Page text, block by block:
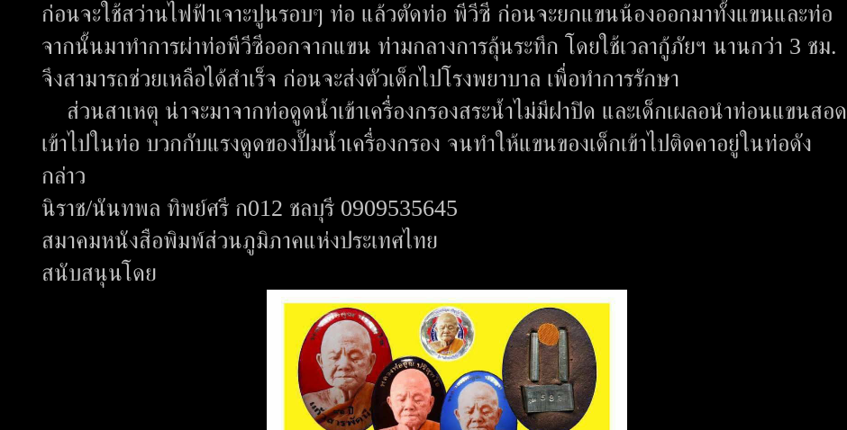
ก่อนจะใช้สว่านไฟฟ้าเจาะปูนรอบๆ ท่อ แล้วตัดท่อ พีวีซี ก่อนจะยกแขนน้องออกมาทั้งแขนและท่อ
จากนั้นมาทำการผ่าท่อพีวีซีออกจากแขน ท่ามกลางการลุ้นระทึก โดยใช้เวลากู้ภัยฯ นานกว่า 3 ชม.
จึงสามารถช่วยเหลือได้สำเร็จ ก่อนจะส่งตัวเด็กไปโรงพยาบาล เพื่อทำการรักษา
ส่วนสาเหตุ น่าจะมาจากท่อดูดน้ำเข้าเครื่องกรองสระน้ำไม่มีฝาปิด และเด็กเผลอนำท่อนแขนสอด
เข้าไปในท่อ บวกกับแรงดูดของปั๊มน้ำเครื่องกรอง จนทำให้แขนของเด็กเข้าไปติดคาอยู่ในท่อดัง
กล่าว
นิราช/นันทพล ทิพย์ศรี ก012 ชลบุรี 0909535645
สมาคมหนังสือพิมพ์ส่วนภูมิภาคแห่งประเทศไทย
สนับสนุนโดย